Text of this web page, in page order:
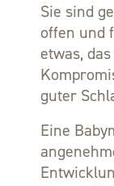
Sie sind
offen und
etwas, das
guter
Eine